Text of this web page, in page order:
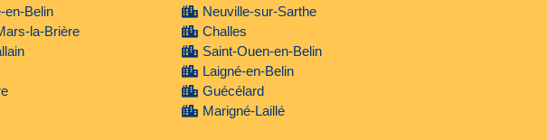
en-Belin
la-Brière
Neuville-sur-Sarthe
Challes
Saint-Ouen-en-Belin
Laigné-en-Belin
Guécélard
Marigné-Laillé